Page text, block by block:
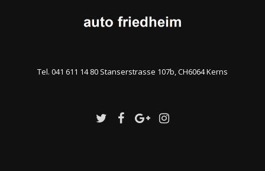
Tel. 041 611 14 80 Stanserstrasse 107b, CH6064 Kerns